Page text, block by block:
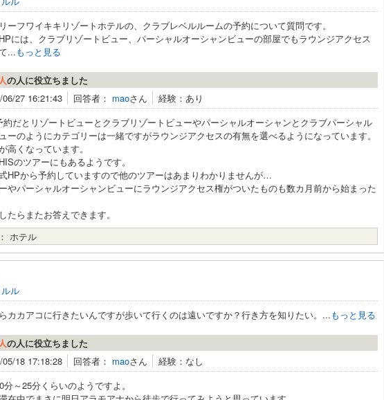
ーフワイキキリゾートホテルの、クラブレベルルームの予約について質問です。
には、クラブリゾートビュー、パーシャルオーシャンビューの部屋でもラウンジアクセス
...もっと見る
の人に役立ちました
27 16:21:43
回答者： maoさん
経験：あり
約だとリゾートビューとクラブリゾートビューやパーシャルオーシャンとクラブパーシャル
ーのようにカテゴリーは一緒ですがラウンジアクセスの有無を選べるようになっています。
高くなっています。
のツアーにもあるようです。
HPから予約していますので他のツアーはあまりわかりませんが…
やパーシャルオーシャンビューにラウンジアクセス権がついたものも数カ月前から始まった
たらまたお答えできます。
ホテル
ル
カカアコに行きたいんですが歩いて行くのは遠いですか？行き方を知りたい。...もっと見る
の人に役立ちました
18 17:18:28
回答者： maoさん
経験：なし
～25分くらいのようですよ。